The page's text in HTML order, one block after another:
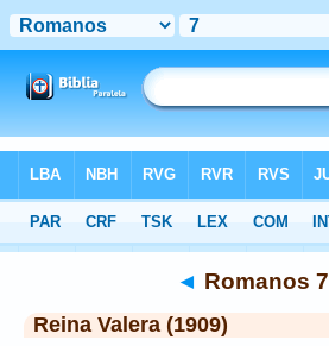
>RVR 1909 > Romanos 7
◄ Romanos 7
Reina Valera (1909)